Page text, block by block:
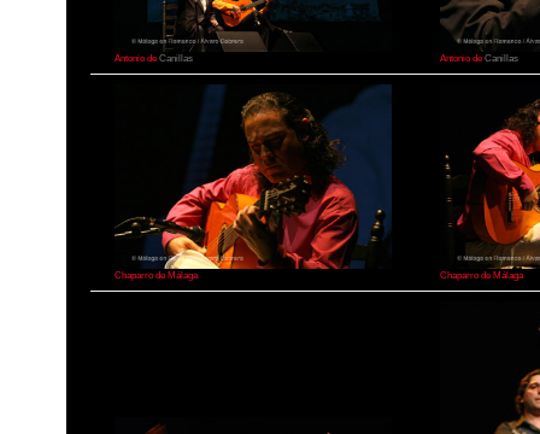
Antonio de Canillas Antonio de Canillas
Chaparro de Málaga Chaparro de Málaga